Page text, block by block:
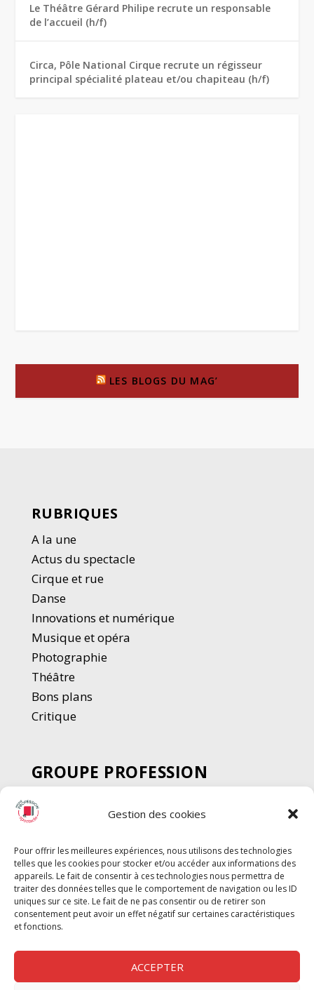
Gestion des cookies
Pour offrir les meilleures expériences, nous utilisons des technologies
telles que les cookies pour stocker et/ou accéder aux informations des
appareils. Le fait de consentir à ces technologies nous permettra de
traiter des données telles que le comportement de navigation ou les ID
uniques sur ce site. Le fait de ne pas consentir ou de retirer son
consentement peut avoir un effet négatif sur certaines caractéristiques
et fonctions.
ACCEPTER
Le Théâtre Gérard Philipe recrute un responsable
de l’accueil (h/f)
Circa, Pôle National Cirque recrute un régisseur
principal spécialité plateau et/ou chapiteau (h/f)
LES BLOGS DU MAG’
RUBRIQUES
A la une
Actus du spectacle
Cirque et rue
Danse
Innovations et numérique
Musique et opéra
Photographie
Théâtre
Bons plans
Critique
GROUPE PROFESSION
SPECTACLE
Chèque Intermittents
Chèque Compta
Chèque Emploi Spectacle
G-Pods
Profession Audio-visuel